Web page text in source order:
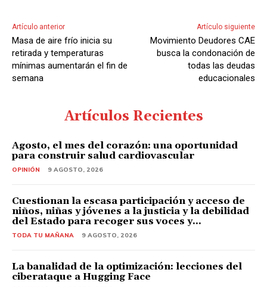
o
r
d
e
o
Artículo anterior
Masa de aire frío inicia su
retirada y temperaturas
mínimas aumentarán el fin de
semana
Artículo siguiente
Movimiento Deudores CAE
busca la condonación de
todas las deudas
educacionales
Artículos Recientes
Agosto, el mes del corazón: una oportunidad
para construir salud cardiovascular
OPINIÓN 9 AGOSTO, 2026
Cuestionan la escasa participación y acceso de
niños, niñas y jóvenes a la justicia y la debilidad
del Estado para recoger sus voces y...
TODA TU MAÑANA 9 AGOSTO, 2026
La banalidad de la optimización: lecciones del
ciberataque a Hugging Face